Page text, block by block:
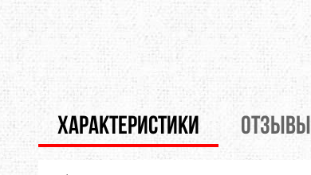
TERRA INCOGNITA
THERMOPAD TOAKS
TREZETA
ULOW UP SKY
ХАРАКТЕРИСТИКИ ОТЗЫВЫ